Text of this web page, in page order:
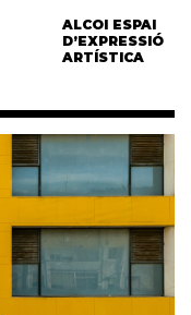
ALCOI ESPAI
D’EXPRESSIÓ
ARTÍSTICA